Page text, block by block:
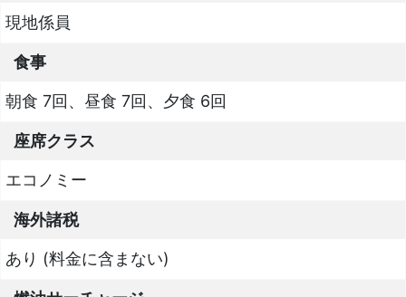
現地係員
食事
朝食 7回、昼食 7回、夕食 6回
座席クラス
エコノミー
海外諸税
あり (料金に含まない)